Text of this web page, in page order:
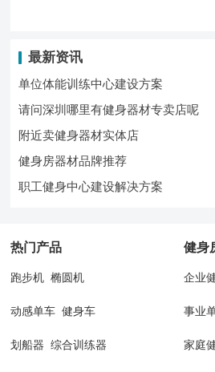
最新资讯
单位体能训练中心建设方案
请问深圳哪里有健身器材专卖店呢
附近卖健身器材实体店
健身房器材品牌推荐
职工健身中心建设解决方案
热门产品
跑步机 椭圆机
动感单车 健身车
划船器 综合训练器
健身
企业
事业
家庭